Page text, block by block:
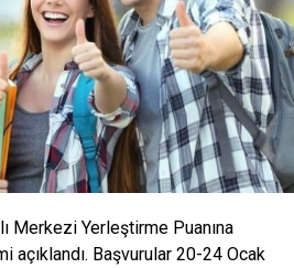
Merkezi Yerleştirme Puanına
açıklandı. Başvurular 20-24 Ocak